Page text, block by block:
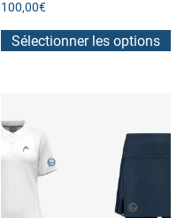
100,00€
Sélectionner les options